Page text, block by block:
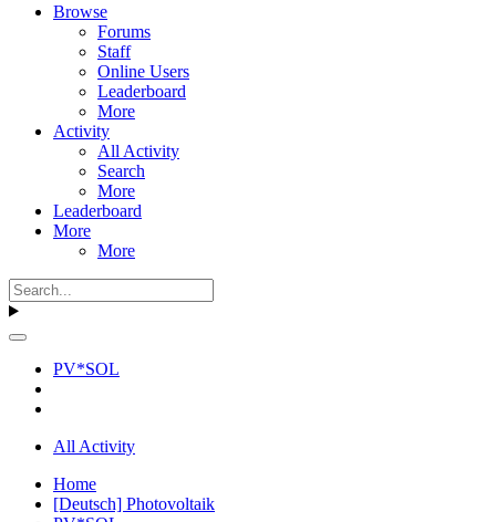
Browse
Forums
Staff
Online Users
Leaderboard
More
Activity
All Activity
Search
More
Leaderboard
More
More
PV*SOL
All Activity
Home
[Deutsch] Photovoltaik